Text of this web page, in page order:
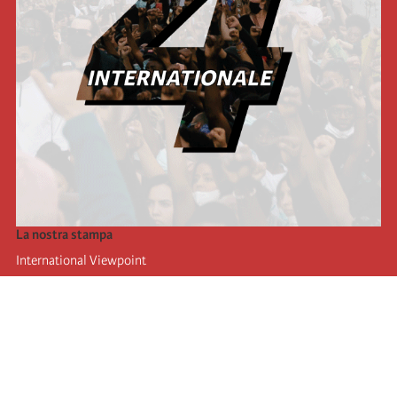
La nostra stampa
International Viewpoint